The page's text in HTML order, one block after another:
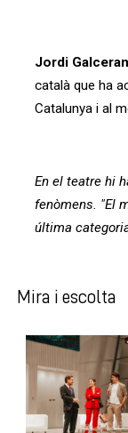
Jordi Galceran
català que ha
Catalunya i al
En el teatre hi
fenòmens. "El
última
Mira i escolta